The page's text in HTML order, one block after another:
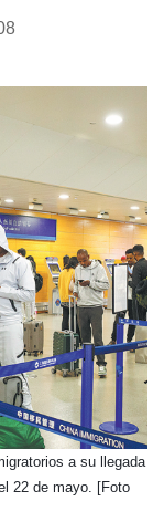
a su llegada
22 de mayo. [Foto